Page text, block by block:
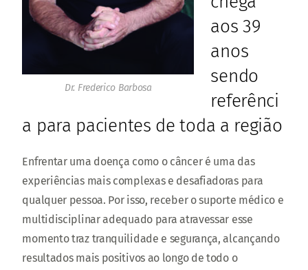
Dr. Frederico Barbosa
aos 39
anos
sendo
referênci
a para pacientes de toda a região
Enfrentar uma doença como o câncer é uma das
experiências mais complexas e desafiadoras para
qualquer pessoa. Por isso, receber o suporte médico e
multidisciplinar adequado para atravessar esse
momento traz tranquilidade e segurança, alcançando
resultados mais positivos ao longo de todo o